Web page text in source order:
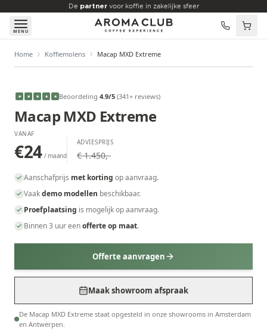
Skip to main content
De partnervoor koffie in zakelijke sfeer
MENU
Home Koffiemolens Macap MXD Extreme
€24 /maand
★ ★ ★ ★ ★ Beoordeling 4.9/5 (341+ reviews)
Macap MXD Extreme
VANAF
€24 / maand
ADVIESPRIJS
€ 1.450,-
Aanschafprijs met korting op aanvraag.
Vaakdemo modellen beschikbaar.
Proefplaatsing is mogelijk op aanvraag.
Binnen 3 uur eenofferte op maat.
Offerte aanvragen
Maak showroom afspraak
De Macap MXD Extreme staat opgesteld in onze showrooms in Amsterdam
en Antwerpen.